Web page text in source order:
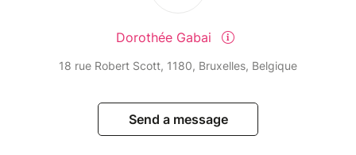
Dorothée Gabai
18 rue Robert Scott, 1180, Bruxelles, Belgique
Send a message